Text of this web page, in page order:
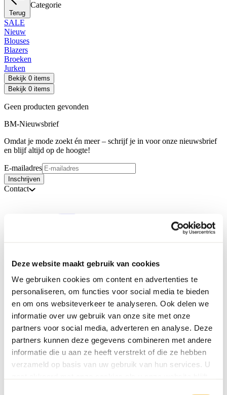
Deze website maakt gebruik van cookies
We gebruiken cookies om content en advertenties te
personaliseren, om functies voor social media te bieden
en om ons websiteverkeer te analyseren. Ook delen we
informatie over uw gebruik van onze site met onze
partners voor social media, adverteren en analyse. Deze
partners kunnen deze gegevens combineren met andere
informatie die u aan ze heeft verstrekt of die ze hebben
verzameld op basis van uw gebruik van hun services. U
Terug
Categorie
SALE
Nieuw
Blouses
Blazers
Broeken
Jurken
Bekijk 0 items
Bekijk 0 items
Geen producten gevonden
BM-Nieuwsbrief
Omdat je mode zoekt én meer – schrijf je in voor onze nieuwsbrief
en blijf altijd op de hoogte!
E-mailadres
Inschrijven
Contact